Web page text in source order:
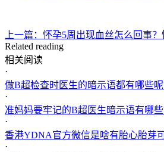
上一篇：怀孕5周出现血丝怎么回事
Related reading
相关阅读
·
做B超检查时医生的暗示语都有哪些呢
·
准妈妈要牢记的B超医生暗示语有哪些
·
香港YDNA官方微信是啥有胎心胎芽
·